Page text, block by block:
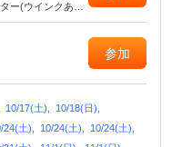
ー(ウインクあい
参加
10/17(土),
10/18(日),
24(土), 10/24(土),
10/24(土),